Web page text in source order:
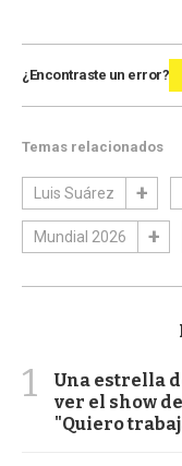
¿Encontraste un error?
Temas relacionados
Luis Suárez
Mundial 2026
1
Una estrella
ver el show
"Quiero